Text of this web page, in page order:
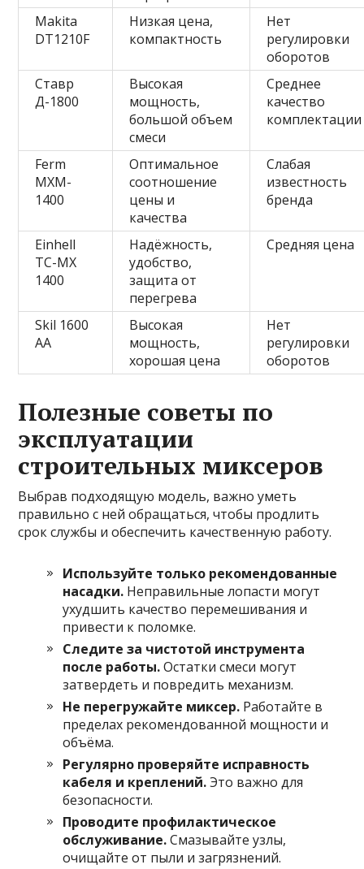
Makita
DT1210F
Низкая цена,
компактность
Нет
регулировки
оборотов
Ставр
Д-1800
Высокая
мощность,
большой объем
смеси
Среднее
качество
комплектации
Ferm
MXM-
1400
Оптимальное
соотношение
цены и
качества
Слабая
известность
бренда
Einhell
TC-MX
1400
Надёжность,
удобство,
защита от
перегрева
Средняя цена
Skil 1600
AA
Высокая
мощность,
хорошая цена
Нет
регулировки
оборотов
Полезные советы по
эксплуатации
строительных миксеров
Выбрав подходящую модель, важно уметь
правильно с ней обращаться, чтобы продлить
срок службы и обеспечить качественную работу.
Используйте только рекомендованные
насадки. Неправильные лопасти могут
ухудшить качество перемешивания и
привести к поломке.
Следите за чистотой инструмента
после работы.Остатки смеси могут
затвердеть и повредить механизм.
Не перегружайте миксер. Работайте в
пределах рекомендованной мощности и
объёма.
Регулярно проверяйте исправность
кабеля и креплений.Это важно для
безопасности.
Проводите профилактическое
обслуживание.Смазывайте узлы,
очищайте от пыли и загрязнений.